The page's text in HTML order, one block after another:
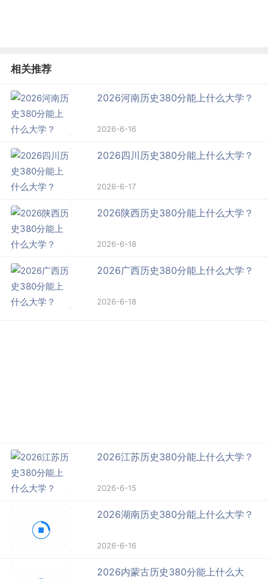
相关推荐
2026河南历史380分能上什么大学？
2026-6-16
2026四川历史380分能上什么大学？
2026-6-17
2026陕西历史380分能上什么大学？
2026-6-18
2026广西历史380分能上什么大学？
2026-6-18
2026江苏历史380分能上什么大学？
2026-6-15
2026湖南历史380分能上什么大学？
2026-6-16
2026内蒙古历史380分能上什么大